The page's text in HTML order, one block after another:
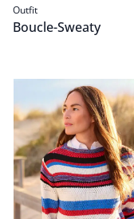
Outfit
Boucle-Sweaty
Kaminkragen
Passform Outfit.